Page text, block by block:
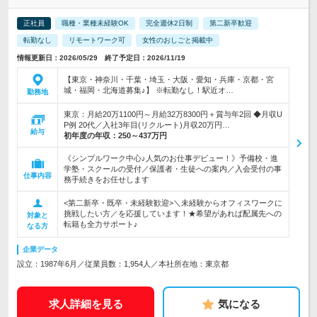
正社員 職種・業種未経験OK 完全週休2日制 第二新卒歓迎
転勤なし リモートワーク可 女性のおしごと掲載中
情報更新日：2026/05/29 終了予定日：2026/11/19
勤務地
【東京・神奈川・千葉・埼玉・大阪・愛知・兵庫・京都・宮
城・福岡・北海道募集♪】 ※転勤なし！駅近オ…
給与
東京：月給20万1100円～月給32万8300円＋賞与年2回 ◆月収U
P例 20代／入社3年目(リクルート)月収20万円…
初年度の年収： 250～437万円
仕事内容
《シンプルワーク中心♪人気のお仕事デビュー！》予備校・進
学塾・スクールの受付／保護者・生徒への案内／入会受付の事
務手続きをお任せします
対象と
なる方
<第二新卒・既卒・未経験歓迎>＼未経験からオフィスワークに
挑戦したい方／を応援しています！★希望があれば配属先への
転籍も全力サポート♪
企業データ
設立：1987年6月／従業員数：1,954人／本社所在地：東京都
求人詳細を見る 気になる